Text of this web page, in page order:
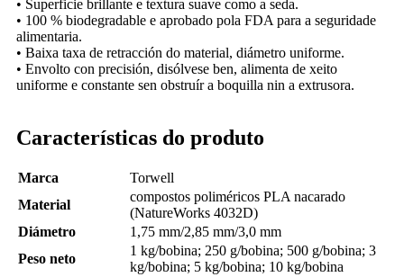
• Superficie brillante e textura suave como a seda.
• 100 % biodegradable e aprobado pola FDA para a seguridade
alimentaria.
• Baixa taxa de retracción do material, diámetro uniforme.
• Envolto con precisión, disólvese ben, alimenta de xeito
uniforme e constante sen obstruír a boquilla nin a extrusora.
Características do produto
Marca
Torwell
Material
compostos poliméricos PLA nacarado
(NatureWorks 4032D)
Diámetro
1,75 mm/2,85 mm/3,0 mm
Peso neto
1 kg/bobina; 250 g/bobina; 500 g/bobina; 3
kg/bobina; 5 kg/bobina; 10 kg/bobina